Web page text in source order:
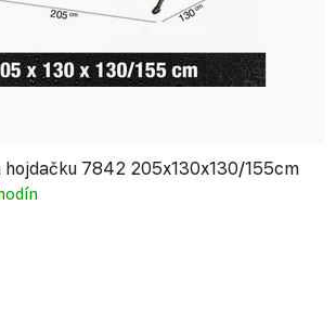
7842 205x130x130/155cm